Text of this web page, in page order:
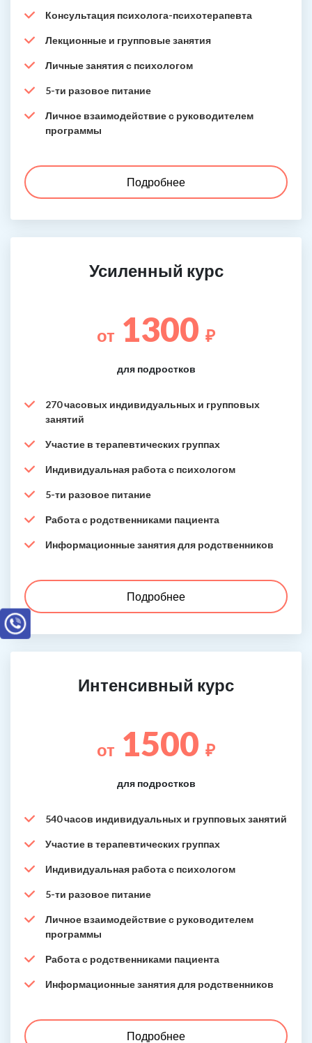
Консультация психолога-психотерапевта
Лекционные и групповые занятия
Личные занятия с психологом
5-ти разовое питание
Личное взаимодействие с руководителем
программы
Подробнее
Усиленный курс
от 1300 ₽
для подростков
270 часовых индивидуальных и групповых
занятий
Участие в терапевтических группах
Индивидуальная работа с психологом
5-ти разовое питание
Работа с родственниками пациента
Информационные занятия для родственников
Подробнее
Интенсивный курс
от 1500 ₽
для подростков
540 часов индивидуальных и групповых занятий
Участие в терапевтических группах
Индивидуальная работа с психологом
5-ти разовое питание
Личное взаимодействие с руководителем
программы
Работа с родственниками пациента
Информационные занятия для родственников
Подробнее